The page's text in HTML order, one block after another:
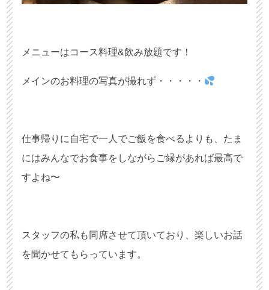
メニューはコース料理&飲み放題です！
メインのお料理の写真が撮れず・・・・・
仕事帰りに自宅で一人でご飯を食べるよりも、たま
にはみんなでお食事をしながらご縁があれば最高で
すよね〜
スタッフの私も同席させて頂いており、楽しいお話
を聞かせてもらっています。